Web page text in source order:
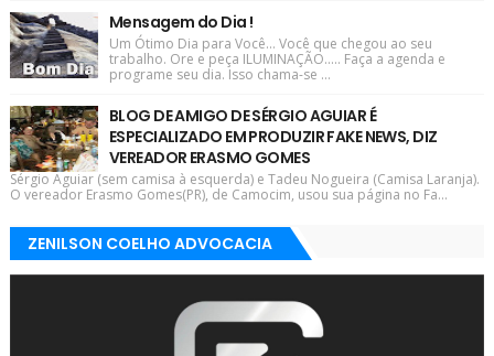
Mensagem do Dia !
Um Ótimo Dia para Você... Você que chegou ao seu
trabalho. Ore e peça ILUMINAÇÃO..... Faça a agenda e
programe seu dia. Isso chama-se ...
BLOG DE AMIGO DE SÉRGIO AGUIAR É
ESPECIALIZADO EM PRODUZIR FAKE NEWS, DIZ
VEREADOR ERASMO GOMES
Sérgio Aguiar (sem camisa à esquerda) e Tadeu Nogueira (Camisa Laranja).
O vereador Erasmo Gomes(PR), de Camocim, usou sua página no Fa...
ZENILSON COELHO ADVOCACIA